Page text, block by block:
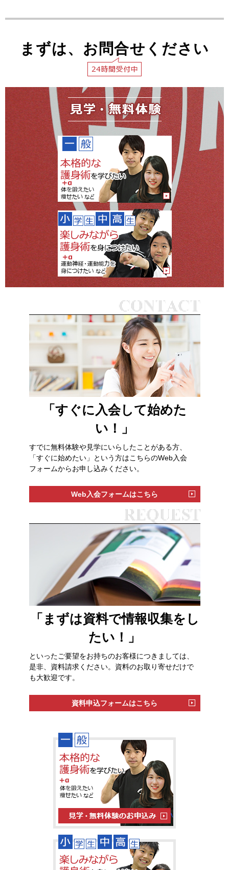
まずは、お問合せください
見学・無
「すぐに入会して始めた
い！」
すでに無料体験や見学にいらしたことがある方、
「すぐに始めたい」という方はこちらのWeb入会
フォームからお申し込みください。
Web入会フォームはこちら
「まずは資料で情報収集をし
たい！」
といったご要望をお持ちのお客様につきましては、
是非、資料請求ください。資料のお取り寄せだけで
も大歓迎です。
資料申込フォームはこちら